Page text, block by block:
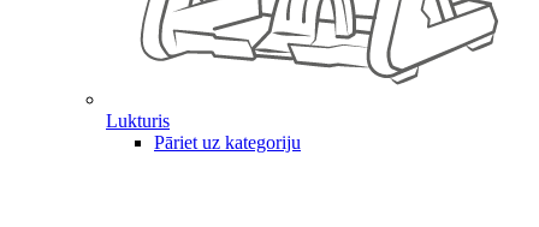
Lukturis
Pāriet uz kategoriju